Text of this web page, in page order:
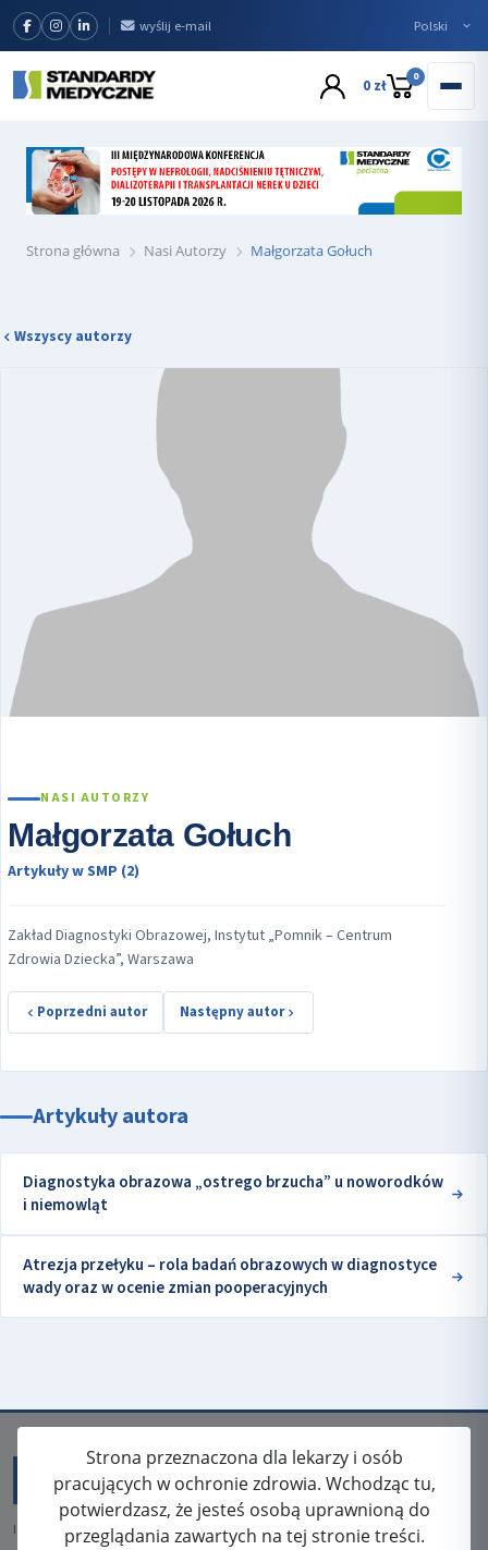
wyślij e-mail
0 zł 0
Strona główna Nasi Autorzy Małgorzata Gołuch
Wszyscy autorzy
NASI AUTORZY
Małgorzata Gołuch
Artykuły w SMP (2)
Zakład Diagnostyki Obrazowej, Instytut „Pomnik – Centrum
Zdrowia Dziecka”, Warszawa
Poprzedni autor Następny autor
Artykuły autora
Diagnostyka obrazowa „ostrego brzucha” u noworodków
i niemowląt
Atrezja przełyku – rola badań obrazowych w diagnostyce
wady oraz w ocenie zmian pooperacyjnych
Strona przeznaczona dla lekarzy i osób
pracujących w ochronie zdrowia. Wchodząc tu,
potwierdzasz, że jesteś osobą uprawnioną do
przeglądania zawartych na tej stronie treści.
ISSN: 2080-5438